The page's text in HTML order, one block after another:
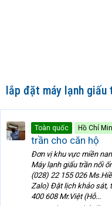
lắp đặt máy lạnh
Toàn quốc Hồ Chí
trần cho căn hộ
Đơn vị khu vực miền
Máy lạnh giấu trần nối
(028) 22 155 026
Zalo) Đặt lịch khảo sát,
400 608 Mr.Việt (Hỗ...